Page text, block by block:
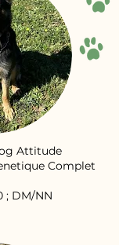
Attitude
Complet
; DM/NN